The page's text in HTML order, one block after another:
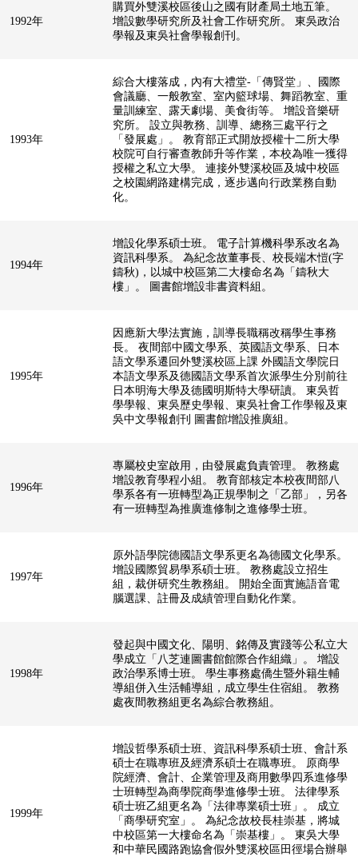
1992年
購買外雙溪校區後山之國有財產局土地五筆。
增設數學研究所及社會工作研究所。 東吳政治
學報及東吳社會學報創刊。
1993年
綜合大樓落成，內有大禮堂-「傳賢堂」、國際
會議廳、一般教室、室內籃球場、舞蹈教室、重
量訓練室、露天劇場、美食街等。 增設音樂研
究所。 設立與教務、訓導、總務三處平行之
「發展處」。 教育部正式開放授權十二所大學
校院可自行審查教師升等作業，本校為唯一獲得
授權之私立大學。 連接外雙溪校區及城中校區
之校園網路建構完成，逐步邁向行政業務自動
化。
1994年
增設化學系碩士班。 電子計算機科學系改名為
資訊科學系。 為紀念故董事長、校長端木愷(字
鑄秋)，以城中校區第二大樓命名為「鑄秋大
樓」。 圖書館增設非書資料組。
1995年
因應新大學法實施，訓導長職稱改稱學生事務
長。 夜間部中國文學系、英國語文學系、日本
語文學系遷回外雙溪校區上課 外國語文學院日
本語文學系及德國語文學系首次派學生分別前往
日本明海大學及德國明斯特大學研讀。 東吳哲
學學報、東吳歷史學報、東吳社會工作學報及東
吳中文學報創刊 圖書館增設推廣組。
1996年
專屬校史室啟用，由發展處負責管理。 教務處
增設教育學程小組。 教育部核定本校夜間部八
學系各有一班轉型為正規學制之「乙部」，另各
有一班轉型為推廣進修制之進修學士班。
1997年
原外語學院德國語文學系更名為德國文化學系。
增設國際貿易學系碩士班。 教務處設立招生
組，裁併研究生教務組。 開始全面實施語音電
腦選課、註冊及成績管理自動化作業。
1998年
發起與中國文化、陽明、銘傳及實踐等公私立大
學成立「八芝連圖書館館際合作組織」。 增設
政治學系博士班。 學生事務處僑生暨外籍生輔
導組併入生活輔導組，成立學生住宿組。 教務
處夜間教務組更名為綜合教務組。
1999年
增設哲學系碩士班、資訊科學系碩士班、會計系
碩士在職專班及經濟系碩士在職專班。 原商學
院經濟、會計、企業管理及商用數學四系進修學
士班轉型為商學院商學進修學士班。 法律學系
碩士班乙組更名為「法律專業碩士班」。 成立
「商學研究室」。 為紀念故校長桂崇基，將城
中校區第一大樓命名為「崇基樓」。 東吳大學
和中華民國路跑協會假外雙溪校區田徑場合辦舉